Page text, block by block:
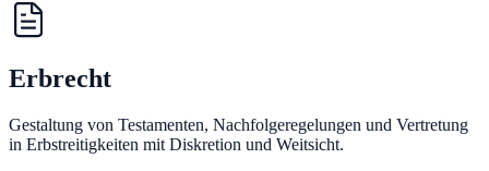
Erbrecht
Gestaltung von Testamenten, Nachfolgeregelungen und Vertretung
in Erbstreitigkeiten mit Diskretion und Weitsicht.